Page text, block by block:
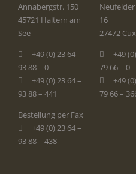
Annabergstr. 150
45721 Haltern am
See
+49 (0) 23 64 –
93 88 – 0
+49 (0) 23 64 –
93 88 – 441
Bestellung per Fax
+49 (0) 23 64 –
93 88 – 438
16
27472
+49
79 66 – 0
+49
79 66 –